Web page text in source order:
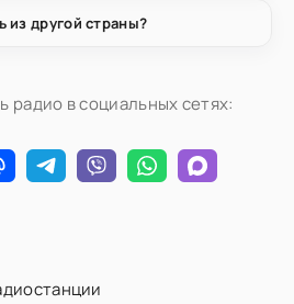
из другой страны?
радио в социальных сетях: